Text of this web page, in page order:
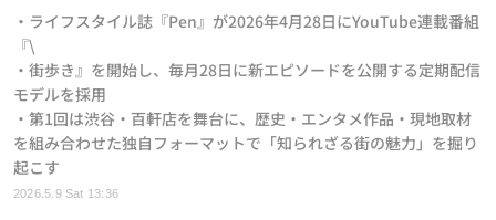
2026.5.9 Sat 13:36
・ライフスタイル誌『Pen』が2026年4月28日にYouTube連載番組
『\
・街歩き』を開始し、毎月28日に新エピソードを公開する定期配信
モデルを採用
・第1回は渋谷・百軒店を舞台に、歴史・エンタメ作品・現地取材
を組み合わせた独自フォーマットで「知られざる街の魅力」を掘り
起こす